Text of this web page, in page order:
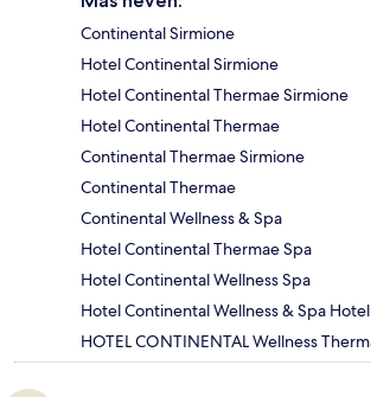
Continental Sirmione
Hotel Continental Sirmione
Hotel Continental Thermae Sirmione
Hotel Continental Thermae
Continental Thermae Sirmione
Continental Thermae
Continental Wellness & Spa
Hotel Continental Thermae Spa
Hotel Continental Wellness Spa
Hotel Continental Wellness & Spa Hotel
HOTEL CONTINENTAL Wellness